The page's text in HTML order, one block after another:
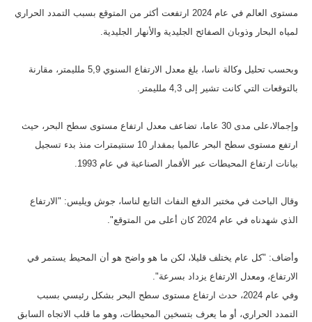
مستوى العالم في عام 2024 ارتفعت أكثر من المتوقع بسبب التمدد الحراري
لمياه البحار وذوبان الصفائح الجليدية والأنهار الجليدية.
وبحسب تحليل وكالة ناسا، بلغ معدل الارتفاع السنوي 5,9 ملليمتر، مقارنة
بالتوقعات التي كانت تشير إلى 4,3 ملليمتر.
وإجمالا،على مدى 30 عاما، تضاعف معدل ارتفاع مستوى سطح البحر، حيث
ارتفع مستوى سطح البحر عالميا بمقدار 10 سنتيمترات منذ بدء تسجيل
بيانات ارتفاع المحيطات عبر الأقمار الصناعية في عام 1993.
وقال الباحث في مختبر الدفع النفاث التابع لناسا، جوش ويليس: "الارتفاع
الذي شهدناه في عام 2024 كان أعلى من المتوقع".
وأضاف: "كل عام يختلف قليلا، لكن ما هو واضح هو أن المحيط يستمر في
الارتفاع، ومعدل الارتفاع يزداد بسرعة".
وفي عام 2024، حدث ارتفاع مستوى سطح البحر بشكل رئيسي بسبب
التمدد الحراري، أو ما يعرف بتسخين المحيطات، وهو ما قلب الاتجاه السابق